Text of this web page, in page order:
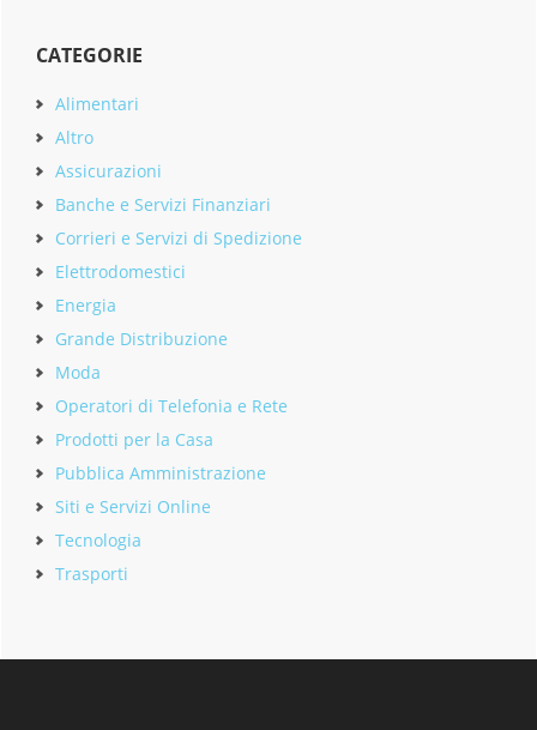
CATEGORIE
Alimentari
Altro
Assicurazioni
Banche e Servizi Finanziari
Corrieri e Servizi di Spedizione
Elettrodomestici
Energia
Grande Distribuzione
Moda
Operatori di Telefonia e Rete
Prodotti per la Casa
Pubblica Amministrazione
Siti e Servizi Online
Tecnologia
Trasporti